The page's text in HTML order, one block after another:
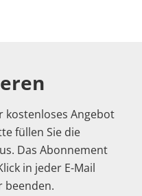
kostenloses Angebot
füllen Sie die
Das Abonnement
in jeder E-Mail
beenden.